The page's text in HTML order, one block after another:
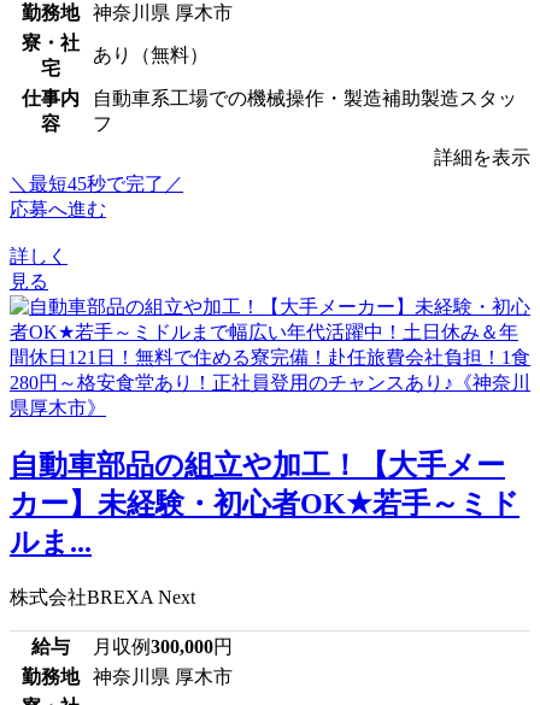
勤務地
神奈川県 厚木市
寮・社
宅
あり（無料）
仕事内
容
自動車系工場での機械操作・製造補助製造スタッ
フ
詳細を表示
＼最短45秒で完了／
応募へ進む
詳しく
見る
自動車部品の組立や加工！【大手メー
カー】未経験・初心者OK★若手～ミド
ルま...
株式会社BREXA Next
給与 月収例300,000円
勤務地
神奈川県 厚木市